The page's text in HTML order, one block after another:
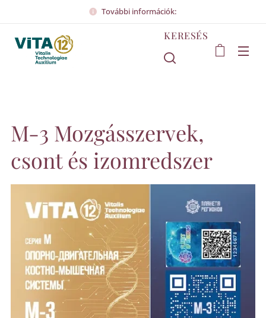
További információk:
KERESÉS
M-3 Mozgásszervek,
csont és izomredszer